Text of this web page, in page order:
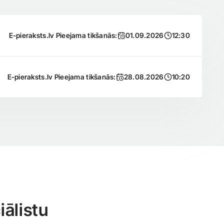
E-pieraksts.lv Pieejama tikšanās: 01.09.2026 12:30
E-pieraksts.lv Pieejama tikšanās: 28.08.2026 10:20